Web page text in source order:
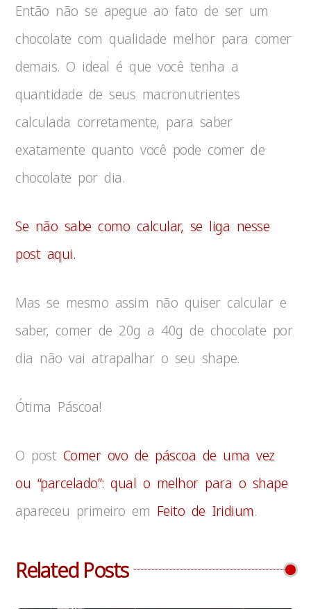
Então não se apegue ao fato de ser um
chocolate com qualidade melhor para comer
demais. O ideal é que você tenha a
quantidade de seus macronutrientes
calculada corretamente, para saber
exatamente quanto você pode comer de
chocolate por dia.
Se não sabe como calcular, se liga nesse
post aqui.
Mas se mesmo assim não quiser calcular e
saber, comer de 20g a 40g de chocolate por
dia não vai atrapalhar o seu shape.
Ótima Páscoa!
O post Comer ovo de páscoa de uma vez
ou “parcelado”: qual o melhor para o shape
apareceu primeiro em Feito de Iridium.
Related Posts